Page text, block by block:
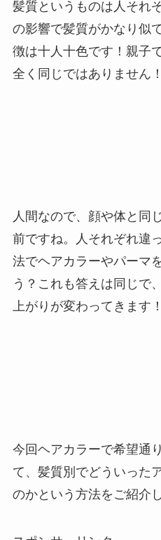
髪質というものは人それ
の影響で髪質がかなり似
徴は十人十色です！親子
全く同じではありません！
人間なので、顔や体と同
前ですね。人それぞれ違
法でヘアカラーやパーマ
う？これも答えは同じで
上がりが変わってきます！
今回ヘアカラーで希望通
て、髪質別でどういった
のかという方法をご紹介